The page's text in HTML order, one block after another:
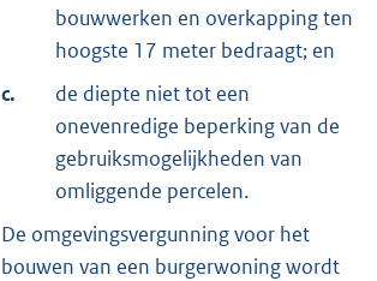
bouwwerken en overkapping ten
hoogste 17 meter bedraagt; en
c.
de diepte niet tot een
onevenredige beperking van de
gebruiksmogelijkheden van
omliggende percelen.
De omgevingsvergunning voor het
bouwen van een burgerwoning wordt